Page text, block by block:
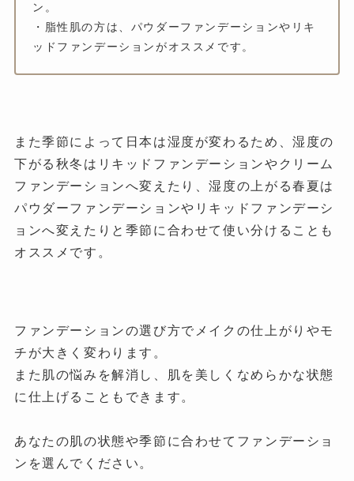
ン。
・脂性肌の方は、パウダーファンデーションやリキ
ッドファンデーションがオススメです。
また季節によって日本は湿度が変わるため、湿度の
下がる秋冬はリキッドファンデーションやクリーム
ファンデーションへ変えたり、湿度の上がる春夏は
パウダーファンデーションやリキッドファンデーシ
ョンへ変えたりと季節に合わせて使い分けることも
オススメです。
ファンデーションの選び方でメイクの仕上がりやモ
チが大きく変わります。
また肌の悩みを解消し、肌を美しくなめらかな状態
に仕上げることもできます。
あなたの肌の状態や季節に合わせてファンデーショ
ンを選んでください。